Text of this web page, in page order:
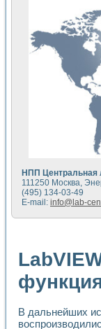
НПП Центральная
111250 Москва,
(495) 134-03-49
E-mail: info@lab-
В дальнейших